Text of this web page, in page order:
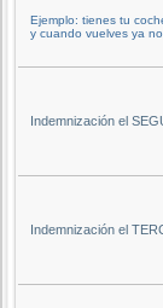
Ejemplo: tienes tu
y cuando vuelves ya no
Indemnización el
Indemnización el